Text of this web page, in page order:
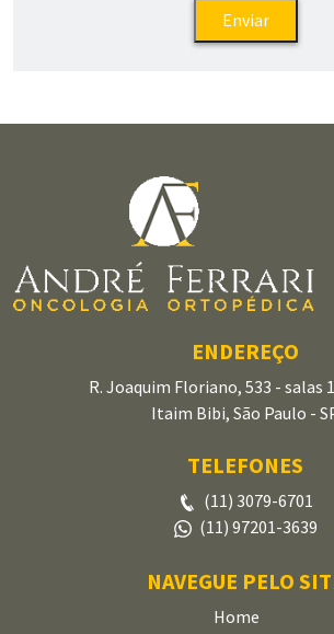
ENDEREÇO
R. Joaquim Floriano, 533 - salas
Itaim Bibi, São Paulo -
TELEFONES
(11) 3079-6701
(11) 97201-3639
NAVEGUE PELO
Home